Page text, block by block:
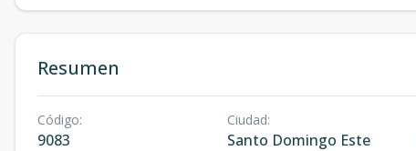
Resumen
Código:
9083
Ciudad:
Santo Domingo Este